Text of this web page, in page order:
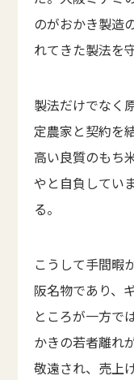
のがおかき製造
れてきた製法を
製法だけでなく
定農家と契約を
高い良質のもち
やと自負してい
る。
こうして手間暇
阪名物であり、
ところが一方で
かきの若者離れ
敬遠され、売上